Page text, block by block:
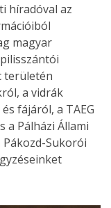
híradóval az
magyar
területén
a vidrák
fájáról, a TAEG
a Pálházi Állami
Sukorói